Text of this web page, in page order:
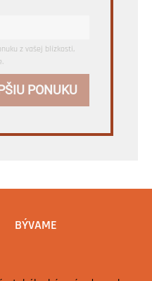
z vašej blízkosti,
PONUKU
BÝVAME